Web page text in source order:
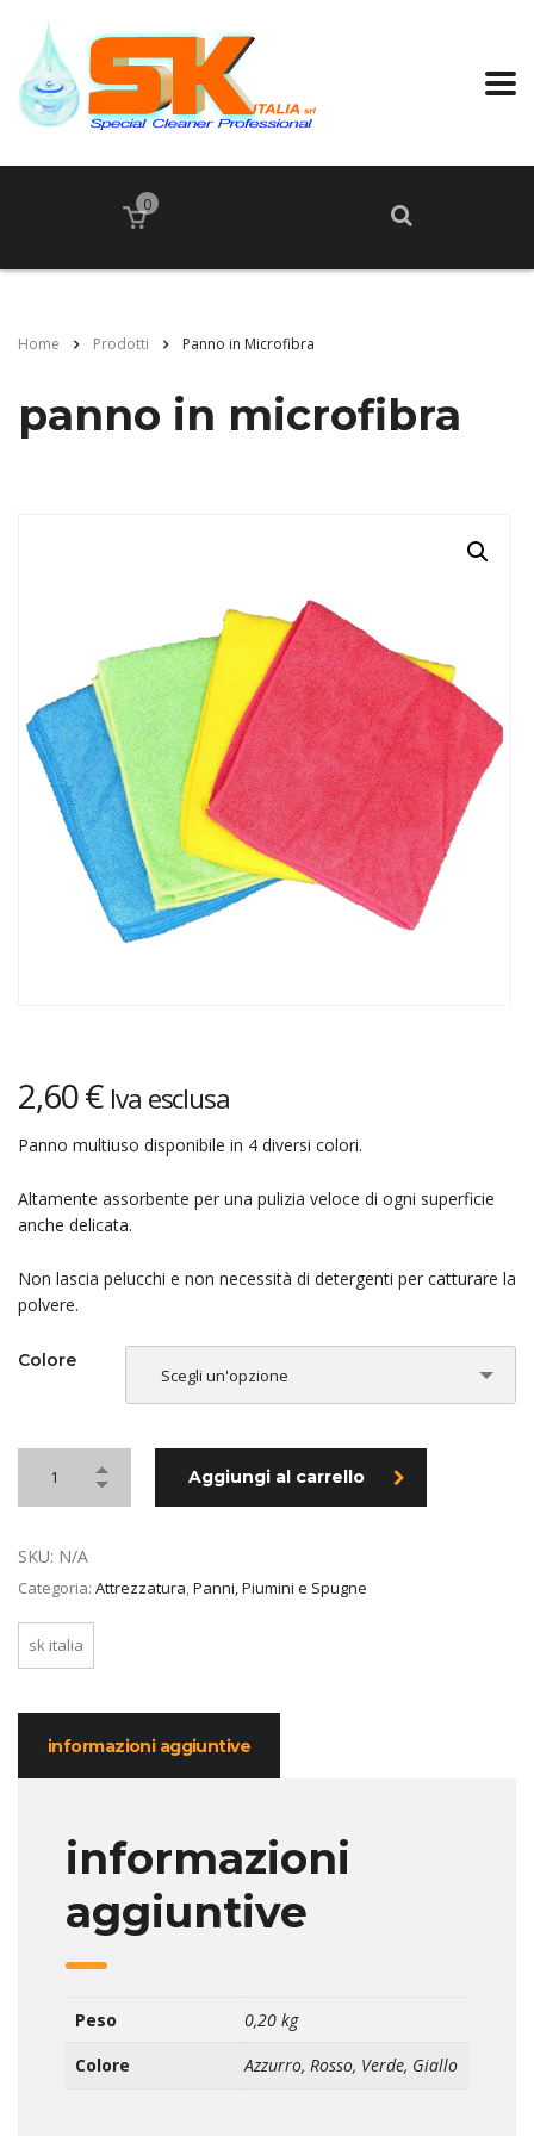
0
Home Prodotti Panno in Microfibra
panno in microfibra
2,60€ Iva esclusa
Panno multiuso disponibile in 4 diversi colori.
Altamente assorbente per una pulizia veloce di ogni superficie
anche delicata.
Non lascia pelucchi e non necessità di detergenti per catturare la
polvere.
Colore
Scegli un'opzione
Aggiungi al carrello
SKU: N/A
Categoria: Attrezzatura,Panni, Piumini e Spugne
sk italia
informazioni aggiuntive
informazioni
aggiuntive
Peso
0,20 kg
Colore
Azzurro, Rosso, Verde, Giallo